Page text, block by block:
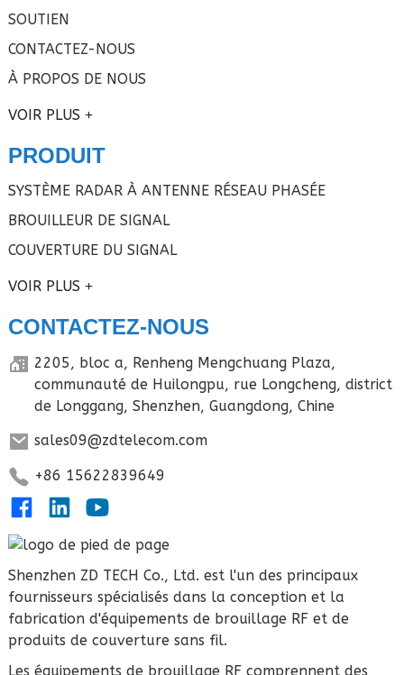
SOUTIEN
CONTACTEZ-NOUS
À PROPOS DE NOUS
VOIR PLUS
PRODUIT
SYSTÈME RADAR À ANTENNE RÉSEAU PHASÉE
BROUILLEUR DE SIGNAL
COUVERTURE DU SIGNAL
VOIR PLUS
CONTACTEZ-NOUS
2205, bloc a, Renheng Mengchuang Plaza,
communauté de Huilongpu, rue Longcheng, district
de Longgang, Shenzhen, Guangdong, Chine
sales09@zdtelecom.com
+86 15622839649
Shenzhen ZD TECH Co., Ltd. est l'un des principaux
fournisseurs spécialisés dans la conception et la
fabrication d'équipements de brouillage RF et de
produits de couverture sans fil.
Les équipements de brouillage RF comprennent des